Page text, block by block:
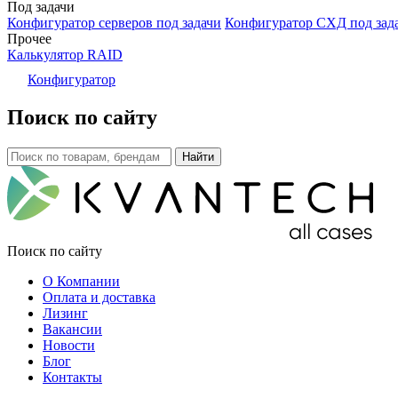
Под задачи
Конфигуратор серверов под задачи Конфигуратор СХД под
Прочее
Калькулятор RAID
Конфигуратор
Поиск по сайту
Поиск по сайту
О Компании
Оплата и доставка
Лизинг
Вакансии
Новости
Блог
Контакты